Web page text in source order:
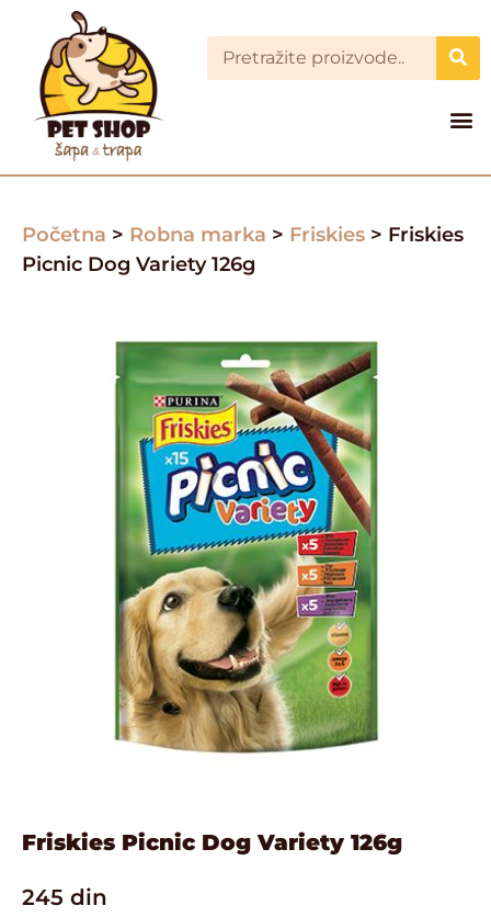
Početna > Robna marka > Friskies > Friskies
Picnic Dog Variety 126g
Friskies Picnic Dog Variety 126g
245 din